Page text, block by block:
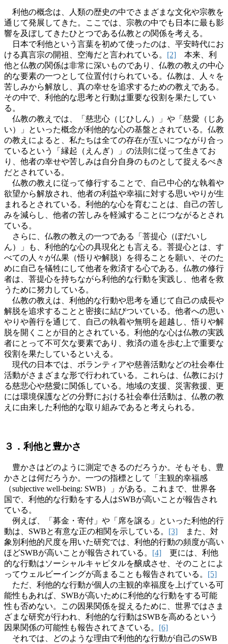
利他の概念は、人類の歴史の中でさまざまな文化や宗教を
通じて発展してきた。ここでは、宗教の中でも日本に最も影
響を及ぼしてきたひとつである仏教との関係を考える。
日本で利他という言葉を初めて使ったのは、平安時代にお
ける真言宗の開祖、空海だと言われている。 [2] 本来、利
他と仏教の関係は非常に深いものであり、仏教の教えの中心
的な要素の一つとして位置付けられている。仏教は、人々を
苦しみから解放し、真の幸せを追求するための教えである。
その中で、利他的な思考と行動は重要な役割を果たしてい
る。
仏教の教えでは、「慈悲心（じひしん）」や「慈愛（じあ
い）」といった概念が利他的な心の基盤とされている。仏教
の教えによると、私たちは全ての存在が互いにつながり合っ
ているという「縁起（えんぎ）」の法則に従って生きてお
り、他者の幸せや苦しみは自分自身のものとして捉えるべき
だとされている。
仏教の教えに従って修行することで、自己中心的な執着や
欲望から解放され、他者の利益や幸福に対する思いやりが生
まれるとされている。利他的な心を育むことは、自己の苦し
みを減らし、他者の苦しみを軽減することにつながるとされ
ている。
さらに、仏教の教えの一つである「菩提心（ぼだいし
ん）」も、利他的な心の具現化とも言える。菩提心とは、す
べての人々が仏果（悟りや解脱）を得ることを願い、そのた
めに自己を犠牲にして他者を救済する心である。仏教の修行
者は、菩提心を持ちながら利他的な行動を実践し、他者を救
うために努力している。
仏教の教えは、利他的な行動や思考を通じて自己の成長や
解脱を追求することと密接に結びついている。他者への思い
やりや善行を通じて、自己の執着や無明を超越し、悟りや解
脱を開くことが目的とされている。利他的な心は仏教の実践
者にとって不可欠な要素であり、救済の道を歩む上で重要な
役割を果たしているといえる。
現代の日本では、ボランティアや慈善活動などの社会奉仕
活動がさまざまな形で行われている。これらは、仏教におけ
る慈悲心や慈愛に関係している。地域の支援、災害救援、更
には環境保護などの分野における社会奉仕活動は、仏教の教
えに由来した利他的な取り組みであると考えられる。
３．利他と豊かさ
豊かさはどのように測定できるのだろうか。そもそも、豊
かさとは何だろうか。一つの指標として「主観的幸福感
（subjective well-being: SWB）」がある。これまで、世界各
国で、利他的な行動をする人はSWBが高いことが報告され
ている。
例えば、「募金・寄付」や「席を譲る」といった利他的行
動は、 SWBと有意な正の相関を示している。 [3] また、対
象別利他的尺度を用いた研究では、利他的行動の頻度が高い
ほどSWBが高いことが報告されている。 [4] 更には、利他
的な行動はソーシャルキャピタルを醸成させ、そのことによ
ってウェルビーイングが高まることも報告されている。 [5]
ただ、利他的な行動が個人の主観的幸福度を上げている可
能性もあれば、 SWBが高いために利他的な行動をする可能
性も否めない。この因果関係を捉えるために、世界ではさま
ざまな研究が行われ、利他的な行動はSWBを高めるという
因果関係の可能性も報告されてきている。 [6]
それでは、どのような理由で利他的な行動が自己のSWB